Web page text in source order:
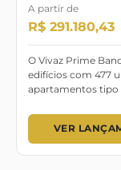
A partir de
R$ 291.180,43
O Vivaz Prime
edifícios com 477
apartamentos tipo
VER